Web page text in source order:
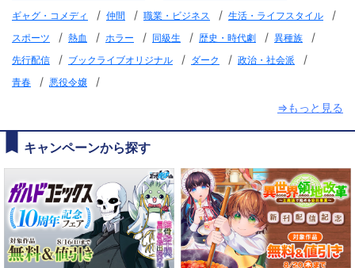
ギャグ・コメディ / 仲間 / 職業・ビジネス / 生活・ライフスタイル /
スポーツ / 熱血 / ホラー / 同級生 / 歴史・時代劇 / 異種族 /
先行配信 / ブックライブオリジナル / ダーク / 政治・社会派 /
青春 / 悪役令嬢
/
⇒もっと見る
キャンペーンから探す